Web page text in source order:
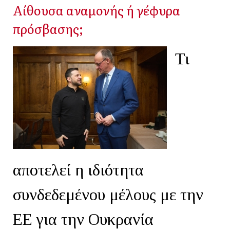
Αίθουσα αναμονής ή γέφυρα
πρόσβασης;
Τι
αποτελεί η ιδιότητα
συνδεδεμένου μέλους με την
ΕΕ για την Ουκρανία